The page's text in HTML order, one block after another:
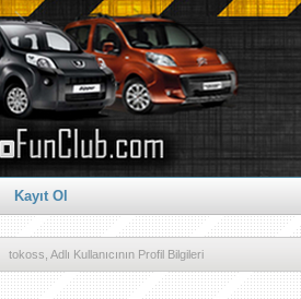
Kayıt Ol
tokoss, Adlı Kullanıcının Profil Bilgileri